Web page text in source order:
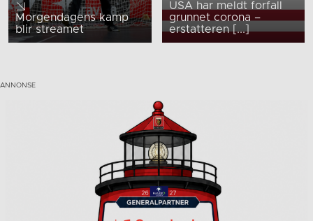
Morgendagens kamp
blir streamet
USA har meldt forfall
grunnet corona –
erstatteren [...]